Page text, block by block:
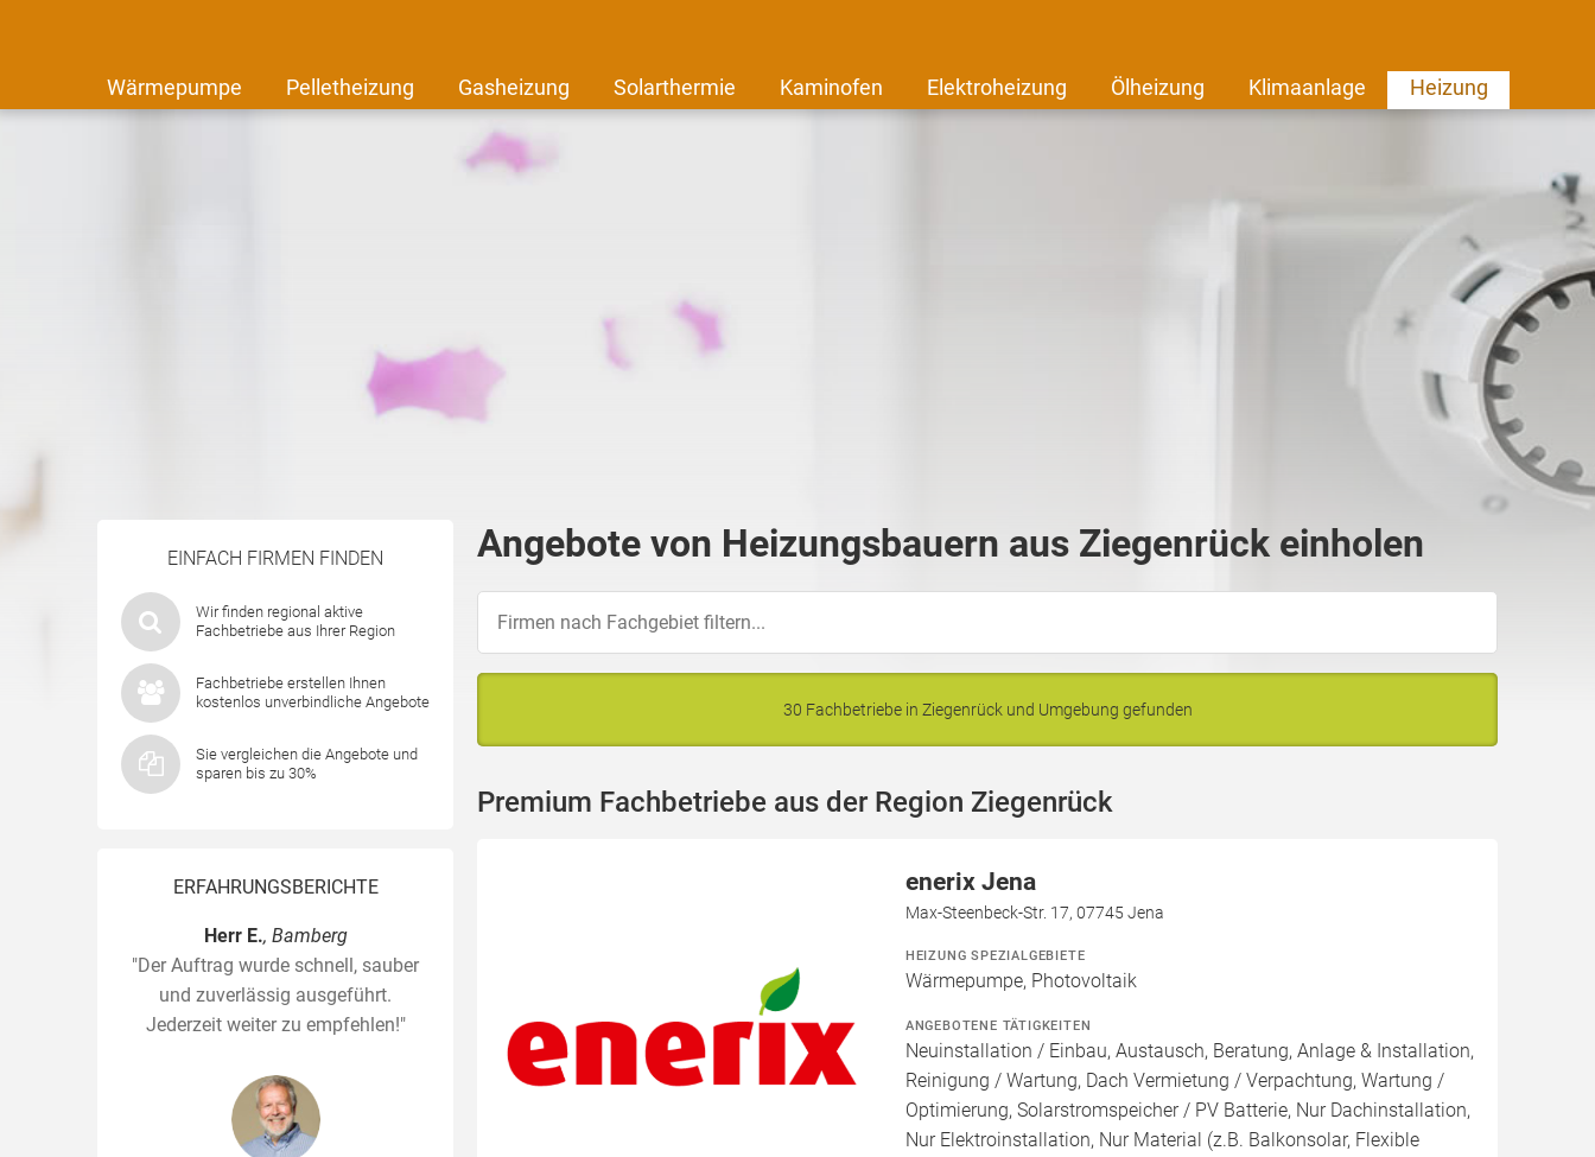
Wärmepumpe Pelletheizung Gasheizung Solarthermie Kaminofen Elektroheizung Ölheizung Klimaanlage Heizung
EINFACH FIRMEN FINDEN
Wir finden regional aktive
Fachbetriebe aus Ihrer Region
Fachbetriebe erstellen Ihnen
kostenlos unverbindliche Angebote
Sie vergleichen die Angebote und
sparen bis zu 30%
ERFAHRUNGSBERICHTE
Herr E., Bamberg
"Der Auftrag wurde schnell, sauber
und zuverlässig ausgeführt.
Jederzeit weiter zu empfehlen!"
Angebote von Heizungsbauern aus Ziegenrück einholen
30 Fachbetriebe in Ziegenrück und Umgebung gefunden
Premium Fachbetriebe aus der Region Ziegenrück
enerix Jena
Max-Steenbeck-Str. 17, 07745 Jena
HEIZUNG SPEZIALGEBIETE
Wärmepumpe, Photovoltaik
ANGEBOTENE TÄTIGKEITEN
Neuinstallation / Einbau, Austausch, Beratung, Anlage & Installation,
Reinigung / Wartung, Dach Vermietung / Verpachtung, Wartung /
Optimierung, Solarstromspeicher / PV Batterie, Nur Dachinstallation,
Nur Elektroinstallation, Nur Material (z.B. Balkonsolar, Flexible